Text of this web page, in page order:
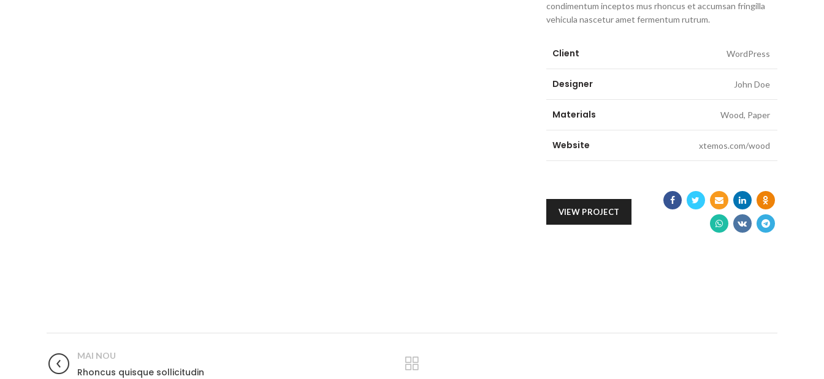
condimentum inceptos mus rhoncus et accumsan fringilla
vehicula nascetur amet fermentum rutrum.
Client WordPress
Designer John Doe
Materials Wood, Paper
Website xtemos.com/wood
VIEW PROJECT
MAI NOU
Rhoncus quisque sollicitudin